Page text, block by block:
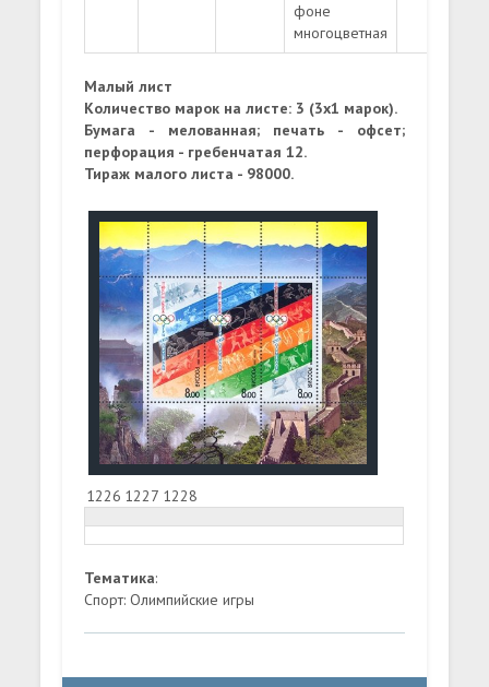
фоне
многоцветная
Малый лист
Количество марок на листе: 3 (3х1 марок).
Бумага - мелованная; печать - офсет;
перфорация - гребенчатая 12.
Тираж малого листа - 98000.
1226 1227 1228
Тематика:
Спорт: Олимпийские игры